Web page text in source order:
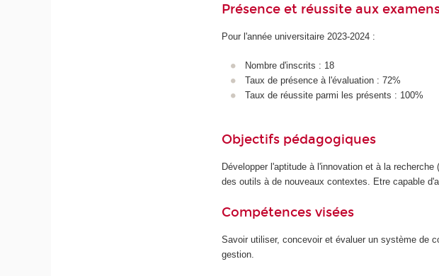
Présence et réussite aux
Pour l'année universitaire 2023-2024 :
Nombre d'inscrits : 18
Taux de présence à l'évaluation : 72%
Taux de réussite parmi les présents : 100%
Objectifs pédagogiques
Développer l'aptitude à l'innovation et à la
des outils à de nouveaux contextes. Etre capable
Compétences visées
Savoir utiliser, concevoir et évaluer un système de
gestion.